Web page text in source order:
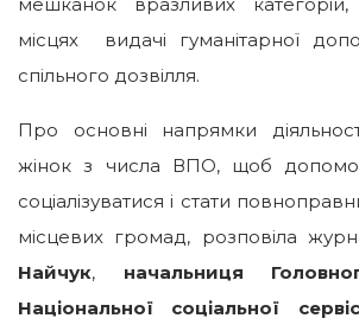
місцях видачі гуманітарної
спільного дозвілля.
Про основні напрямки
жінок з числа ВПО, щоб
соціалізуватися і стати
місцевих громад, розповіла
Найчук, начальниця
Національної соціальної